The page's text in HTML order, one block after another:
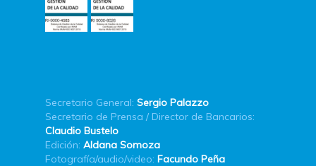
Secretario General: Sergio Palazzo
Secretario de Prensa / Director de Bancarios:
Claudio Bustelo
Edición: Aldana Somoza
Fotografía/audio/video: Facundo Peña